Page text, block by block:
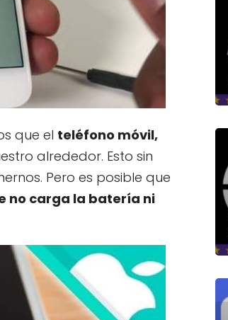
que el teléfono móvil,
alrededor. Esto sin
Pero es posible que
no carga la batería ni